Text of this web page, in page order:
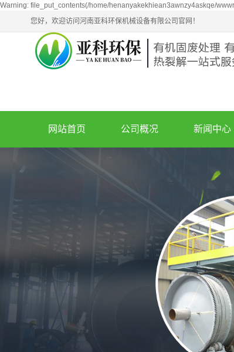
Warning: file_put_contents(/home/henanyakekhiean3awnzy4askqe/
您好，欢迎访问河南亚科环保机械设备有限公司官网！
网站首页 公司概况
荣誉资质
新闻中心
技术知识